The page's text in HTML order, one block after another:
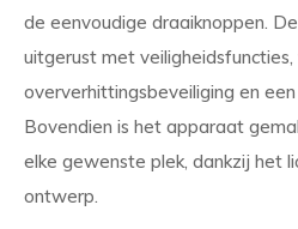
de eenvoudige draaiknoppen.
uitgerust met veiligheidsfuncties,
oververhittingsbeveiliging en een
Bovendien is het apparaat
elke gewenste plek, dankzij het
ontwerp.